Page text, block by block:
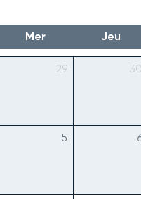
Mer Jeu
29 30
5